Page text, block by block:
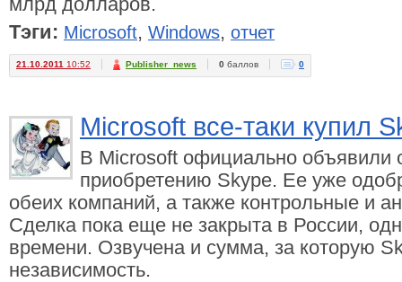
млрд долларов.
Тэги: Microsoft, Windows, отчет
21.10.2011 10:52 Publisher_news 0 баллов 0
Microsoft все-таки купил
В Microsoft официально объявили
приобретению Skype. Ее уже
обеих компаний, а также контрольные и
Сделка пока еще не закрыта в России,
времени. Озвучена и сумма, за которую
независимость.